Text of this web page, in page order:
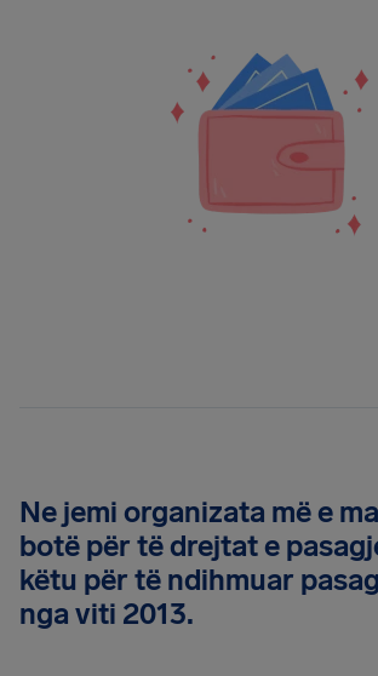
Ne jemi organizata më e
botë për të drejtat e
këtu për të ndihmuar
nga viti 2013.